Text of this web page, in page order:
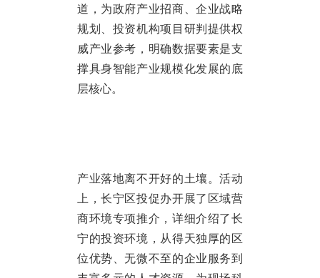
道，为政府产业招商、企业战略
规划、投资机构项目研判提供权
威产业参考，明确数据要素是支
撑具身智能产业规模化发展的底
层核心。
产业落地离不开好的土壤。活动
上，长宁区投促办开展了区域营
商环境专项推介，详细介绍了长
宁的投资环境，从得天独厚的区
位优势、无微不至的企业服务到